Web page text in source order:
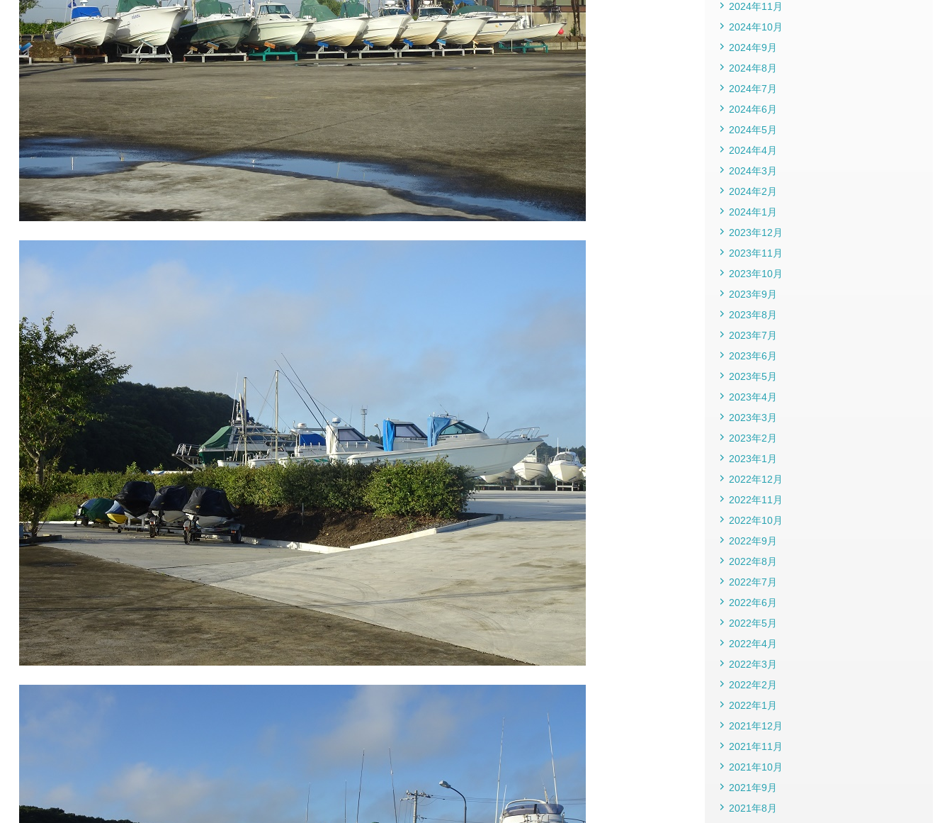
2024年11月
2024年10月
2024年9月
2024年8月
2024年7月
2024年6月
2024年5月
2024年4月
2024年3月
2024年2月
2024年1月
2023年12月
2023年11月
2023年10月
2023年9月
2023年8月
2023年7月
2023年6月
2023年5月
2023年4月
2023年3月
2023年2月
2023年1月
2022年12月
2022年11月
2022年10月
2022年9月
2022年8月
2022年7月
2022年6月
2022年5月
2022年4月
2022年3月
2022年2月
2022年1月
2021年12月
2021年11月
2021年10月
2021年9月
2021年8月